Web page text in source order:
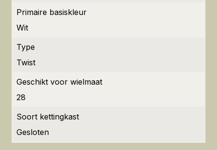
Primaire basiskleur
Wit
Type
Twist
Geschikt voor wielmaat
28
Soort kettingkast
Gesloten